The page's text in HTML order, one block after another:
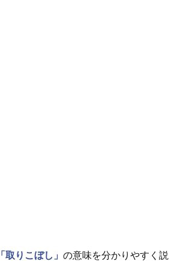
「取りこぼし」 の意味を分かりやすく説